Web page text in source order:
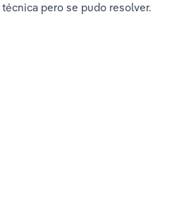
pero se pudo resolver.